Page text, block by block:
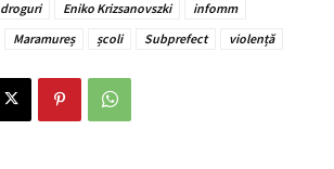
droguri Eniko Krizsanovszki
infomm
Maramureș școli Subprefect violență